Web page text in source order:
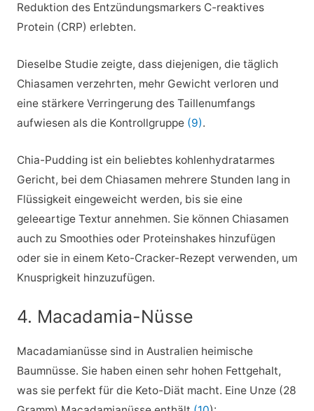
Reduktion des Entzündungsmarkers C-reaktives
Protein (CRP) erlebten.
Dieselbe Studie zeigte, dass diejenigen, die täglich
Chiasamen verzehrten, mehr Gewicht verloren und
eine stärkere Verringerung des Taillenumfangs
aufwiesen als die Kontrollgruppe(9).
Chia-Pudding ist ein beliebtes kohlenhydratarmes
Gericht, bei dem Chiasamen mehrere Stunden lang in
Flüssigkeit eingeweicht werden, bis sie eine
geleeartige Textur annehmen. Sie können Chiasamen
auch zu Smoothies oder Proteinshakes hinzufügen
oder sie in einem Keto-Cracker-Rezept verwenden, um
Knusprigkeit hinzuzufügen.
4. Macadamia-Nüsse
Macadamianüsse sind in Australien heimische
Baumnüsse. Sie haben einen sehr hohen Fettgehalt,
was sie perfekt für die Keto-Diät macht. Eine Unze (28